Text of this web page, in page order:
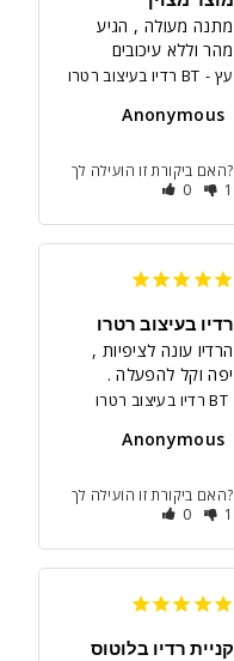
מתנה מעולה , הגיע
מהר וללא עיכובים
רדיו בעיצוב רטרו BT עץ
Anonymous
האם ביקורת זו הועילה לך?
0
1
רדיו בעיצוב רטרו
יפה וקל להפעלה .
רדיו בעיצוב רטרו BT
Anonymous
האם ביקורת זו הועילה לך?
0
1
קניית רדיו בלוטוס